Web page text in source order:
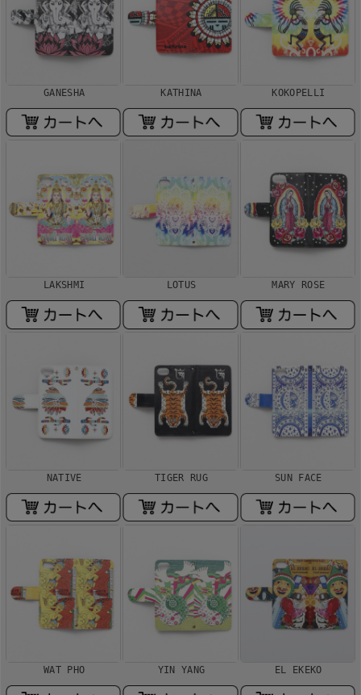
GANESHA KATHINA KOKOPELLI
LAKSHMI LOTUS MARY ROSE
NATIVE TIGER RUG SUN FACE
WAT PHO YIN YANG EL EKEKO